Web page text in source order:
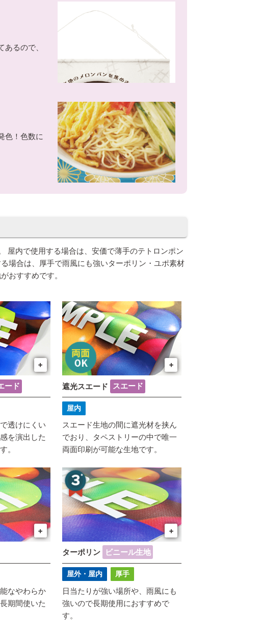
るので、
色！色数に
屋内で使用する場合は、安価で薄手のテトロンポン
場合は、厚手で雨風にも強いターポリン・ユポ素材
おすすめです。
+
ード
透けにくい
を演出した
。
+
遮光スエード スエード
屋内
スエード生地の間に遮光材を挟ん
でおり、タペストリーの中で唯一
両面印刷が可能な生地です。
+
なやわらか
期間使いた
+
ターポリン ビニール生地
屋外・屋内 厚手
日当たりが強い場所や、雨風にも
強いので長期使用におすすめで
す。